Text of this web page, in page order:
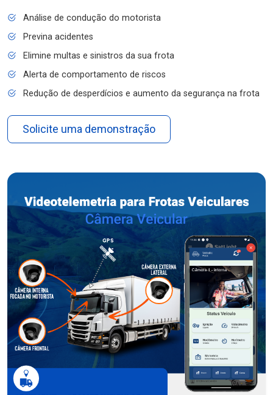
Análise de condução do motorista
Previna acidentes
Elimine multas e sinistros da sua frota
Alerta de comportamento de riscos
Redução de desperdícios e aumento da segurança na frota
Solicite uma demonstração